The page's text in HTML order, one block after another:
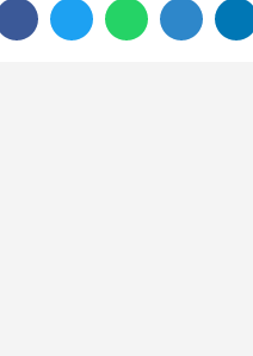
09 Temmuz 2026 - 16:05